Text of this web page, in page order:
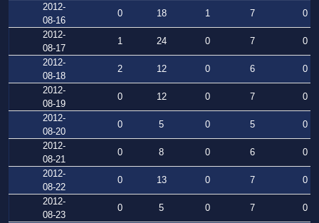
2012-
08-16
0 18 1 7
0
2012-
08-17
1 24 0 7
0
2012-
08-18
2 12 0 6
0
2012-
08-19
0 12 0 7
0
2012-
08-20
0 5 0 5
0
2012-
08-21
0 8 0 6
0
2012-
08-22
0 13 0 7
0
2012-
08-23
0 5 0 7
0